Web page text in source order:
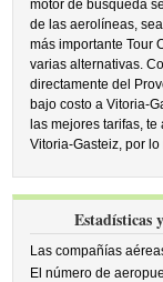
motor de búsqueda
de las aerolíneas,
más importante Tour
varias alternativas.
directamente del
bajo costo a Vitoria-
las mejores tarifas,
Vitoria-Gasteiz, por
Estadísticas
Las compañías
El número de